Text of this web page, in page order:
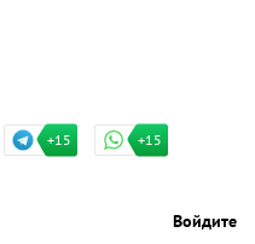
+15 +15
Войдите